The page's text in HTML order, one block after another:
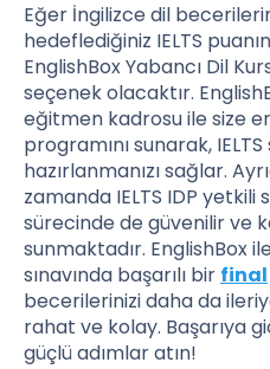
Eğer İngilizce dil
hedeflediğiniz IELTS
EnglishBox Yabancı Dil
seçenek olacaktır.
eğitmen kadrosu ile size
programını sunarak,
hazırlanmanızı sağlar.
zamanda IELTS IDP yetkili
sürecinde de güvenilir ve
sunmaktadır. EnglishBox
sınavında başarılı bir final
becerilerinizi daha da
rahat ve kolay. Başarıya
güçlü adımlar atın!